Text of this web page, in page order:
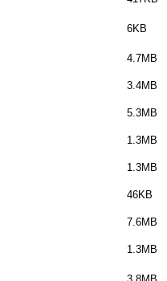
6KB
4.7MB
3.4MB
5.3MB
1.3MB
1.3MB
46KB
7.6MB
1.3MB